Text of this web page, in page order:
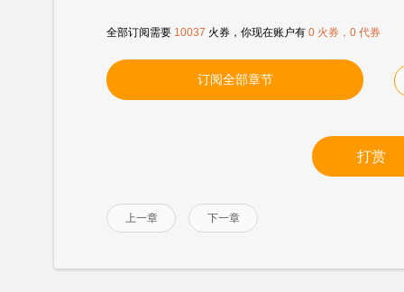
全部订阅需要 10037 火券，你现在账户有 0 火券，0 代券
订阅全部章节
打赏
上一章 下一章